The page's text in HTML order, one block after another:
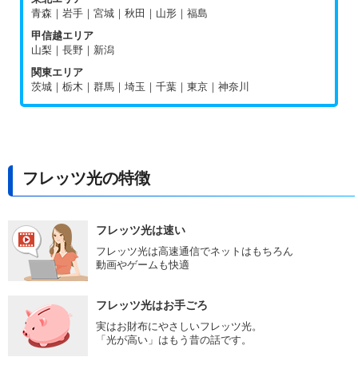
青森｜岩手｜宮城｜秋田｜山形｜福島
甲信越エリア
山梨｜長野｜新潟
関東エリア
茨城｜栃木｜群馬｜埼玉｜千葉｜東京｜神奈川
フレッツ光の特徴
フレッツ光は速い
フレッツ光は高速通信でネットはもちろん
動画やゲームも快適
フレッツ光はお手ごろ
実はお財布にやさしいフレッツ光。
「光が高い」はもう昔の話です。